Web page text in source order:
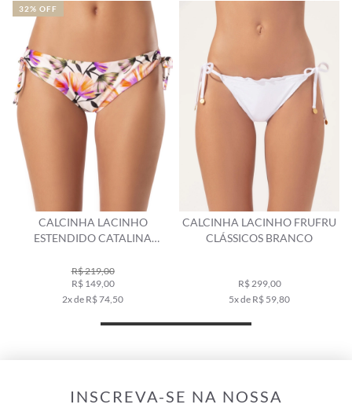
CALCINHA LACINHO
ESTENDIDO CATALINA
R$ 219,00
R$ 149,00
2x de R$ 74,50
OFF
CALCINHA LACINHO FRUFRU
CLÁSSICOS BRANCO
R$ 299,00
5x de R$ 59,80
INSCREVA-SE NA NOSSA